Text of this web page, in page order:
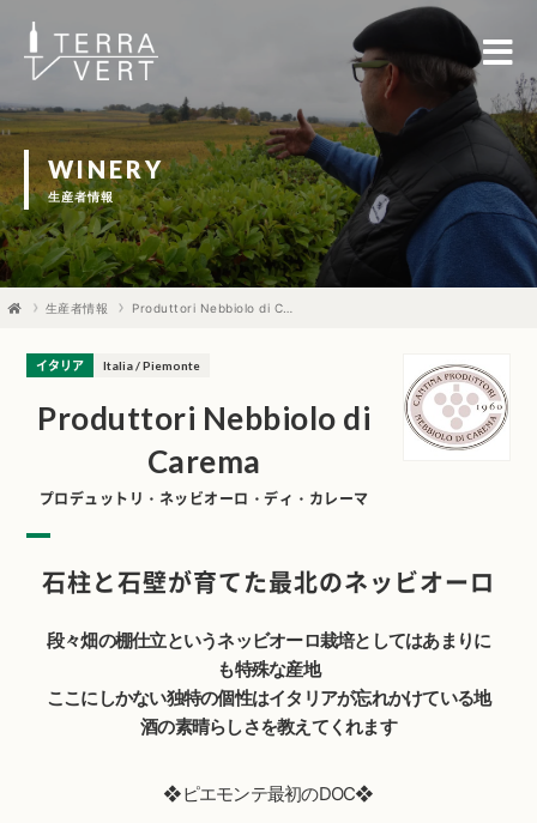
WINERY
生産者情報
生産者情報
Produttori Nebbiolo di
Carema
プロデュットリ・ネッビオーロ・ディ・カレーマ
イタリア Italia / Piemonte
石柱と石壁が育てた最北のネッビオーロ
段々畑の棚仕立というネッビオーロ栽培としてはあまりに
も特殊な産地
ここにしかない独特の個性はイタリアが忘れかけている地
酒の素晴らしさを教えてくれます
❖ピエモンテ最初のDOC❖